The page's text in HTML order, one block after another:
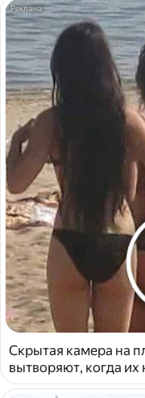
Скрытая камера на
вытворяют, когда их